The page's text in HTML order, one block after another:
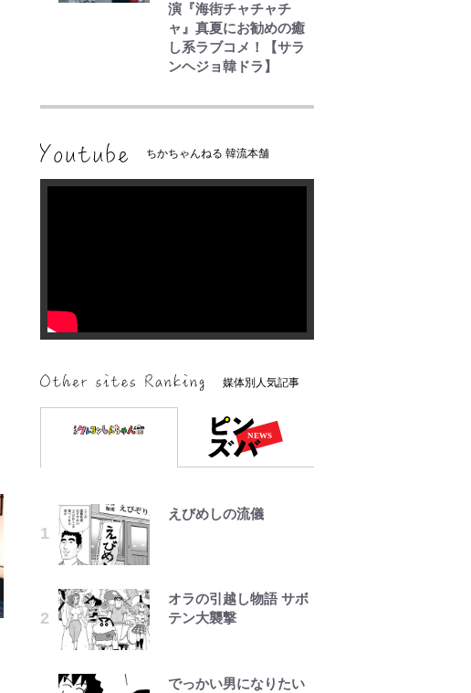
演『海街チャチャチ
ャ』真夏にお勧めの癒
し系ラブコメ！【サラ
ンヘジョ韓ドラ】
ちかちゃんねる 韓流本舗
媒体別人気記事
えびめしの流儀
オラの引越し物語 サボ
テン大襲撃
でっかい男になりたい